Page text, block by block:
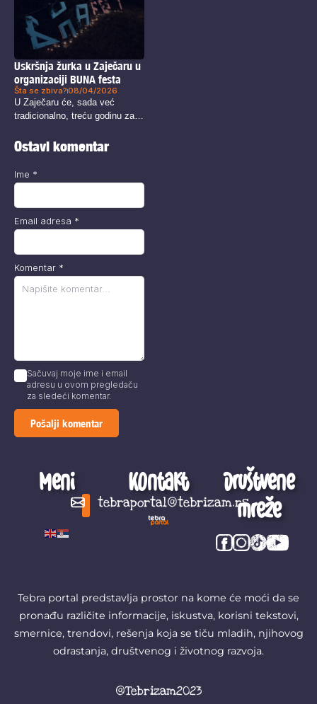
Uskršnja žurka u Zaječaru u
organizaciji BUNA festa
Šta se zbiva?08/04/2026
U Zaječaru će, sada već
tradicionalno, treću godinu za
Ostavi komentar
Komentar *
Ime *
Email adresa *
Sačuvaj moje ime i email
adresu u ovom pregledaču
za sledeći komentar.
Meni Kontakt
tebraportal@tebrizam.rs
Društvene
mreže
Tebra portal predstavlja prostor na kome će moći da se
pronađu različite informacije, iskustva, korisni tekstovi,
smernice, trendovi, rešenja koja se tiču mladih, njihovog
odrastanja, društvenog i životnog razvoja.
@Tebrizam2023